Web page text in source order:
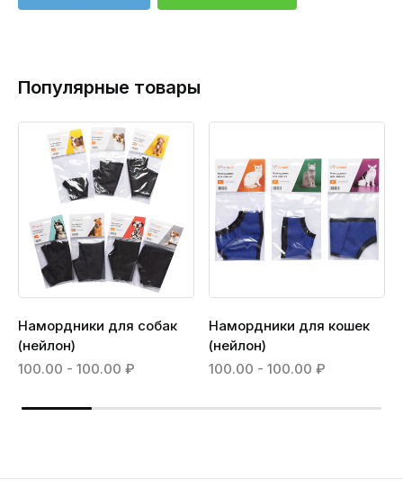
Популярные товары
Намордники для собак
(нейлон)
100.00 - 100.00 ₽
Намордники для кошек
(нейлон)
100.00 - 100.00 ₽